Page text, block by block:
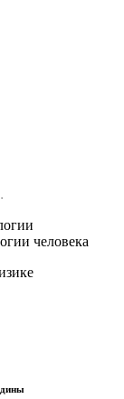
человека